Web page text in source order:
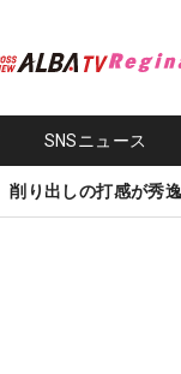
SNSニュース
削り出しの打感が秀